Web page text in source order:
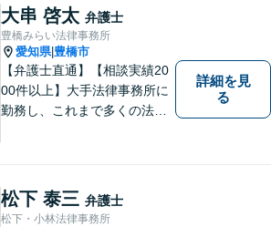
には、可能な限り早く解決に
至るよう迅速に対応いたしま
す。まずはお気軽にご相談く
ださい。
大串 啓太 弁護士
豊橋みらい法律事務所
愛知県| 豊橋市
【弁護士直通】【相談実績20
00件以上】大手法律事務所に
勤務し、これまで多くの法律
回30分は無料ですから、お気
軽にお電話ください。
詳細を見
る
松下 泰三 弁護士
松下・小林法律事務所